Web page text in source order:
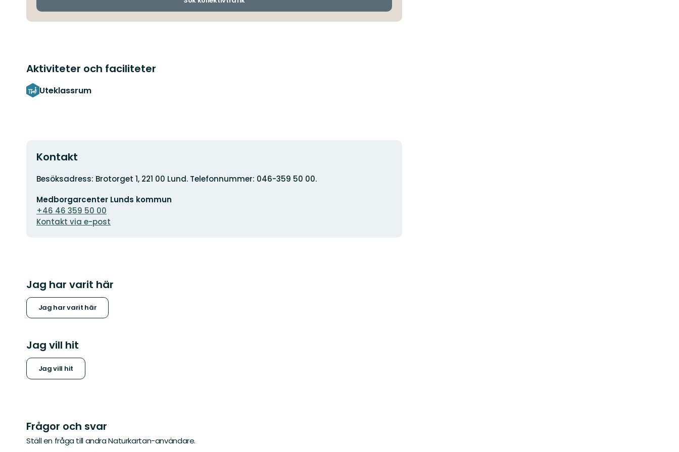
Aktiviteter och faciliteter
Uteklassrum
Kontakt
Adress
Besöksadress: Brotorget 1, 221 00 Lund. Telefonnummer: 046-359 50 00.
postadress
Medborgarcenter Lunds kommun
+46 46 359 50 00
Kontakt via e-post
Jag har varit här
Jag har varit här
Jag vill hit
Jag vill hit
Frågor och svar
Ställ en fråga till andra Naturkartan-användare.